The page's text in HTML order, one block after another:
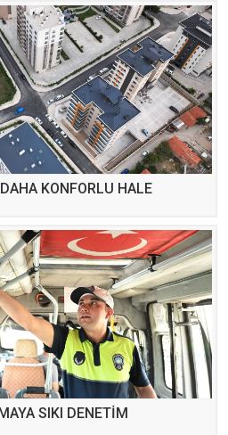
KONFORLU HALE
SIKI DENETİM